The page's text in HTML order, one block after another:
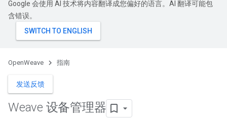
Google 会使用 AI 技术将内容翻译成您偏好的语言。AI 翻译可能包
含错误。
OpenWeave 指南
发送反馈
Weave 设备管理器